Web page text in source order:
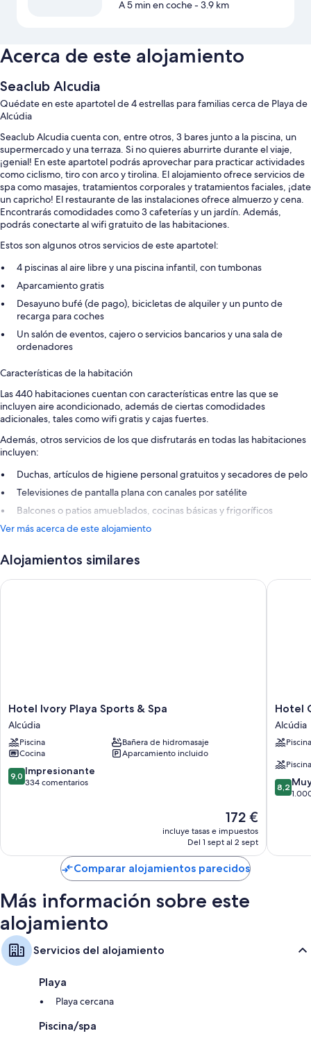
A 5 min en coche- 3.9 km
Acerca de este alojamiento
Seaclub Alcudia
Quédate en este apartotel de 4 estrellas para familias cerca de Playa de
Alcúdia
Seaclub Alcudia cuenta con, entre otros, 3 bares junto a la piscina, un
supermercado y una terraza. Si no quieres aburrirte durante el viaje,
¡genial! En este apartotel podrás aprovechar para practicar actividades
como ciclismo, tiro con arco y tirolina. El alojamiento ofrece servicios de
spa como masajes, tratamientos corporales y tratamientos faciales, ¡date
un capricho! El restaurante de las instalaciones ofrece almuerzo y cena.
Encontrarás comodidades como 3 cafeterías y un jardín. Además,
podrás conectarte al wifi gratuito de las habitaciones.
Estos son algunos otros servicios de este apartotel:
4 piscinas al aire libre y una piscina infantil, con tumbonas
Aparcamiento gratis
Desayuno bufé (de pago), bicicletas de alquiler y un punto de
recarga para coches
Un salón de eventos, cajero o servicios bancarios y una sala de
ordenadores
Características de la habitación
Las 440 habitaciones cuentan con características entre las que se
incluyen aire acondicionado, además de ciertas comodidades
adicionales, tales como wifi gratis y cajas fuertes.
Además, otros servicios de los que disfrutarás en todas las habitaciones
incluyen:
Duchas, artículos de higiene personal gratuitos y secadores de pelo
Televisiones de pantalla plana con canales por satélite
Balcones o patios amueblados, cocinas básicas y frigoríficos
Ver más acerca de este alojamiento
Alojamientos similares
Hotel
Ivory
Playa
Sports
&
Spa
Alcúdia
Hotel Ivory Playa Sports & Spa
Alcúdia
Piscina
Bañera de hidromasaje
Cocina
Aparcamiento incluido
9.0
sobre
9,0 Impresionante
334 comentarios
El
precio
actual
de
172 €
172 €
incluye tasas e impuestos
Del 1 sept al 2 sept
Hotel Ivory Playa Sports & Spa
Hotel
Mallorca
Alcúdia
Hotel
Alcúdia
Piscina
8.2
sobre
8,2
Hotel
Comparar alojamientos parecidos
Más información sobre este
alojamiento
Servicios del alojamiento
Playa
Playa cercana
Piscina/spa